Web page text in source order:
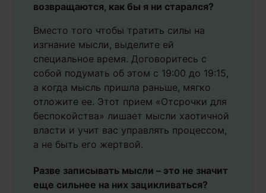
возвращаются, как бы я ни старался?
Вместо того чтобы тратить силы на
изгнание мысли, выделите ей
специальное время. Договоритесь с
собой подумать об этом с 19:00 до 19:15,
а когда мысль пришла раньше, мягко
отложите ее. Этот прием «Отсрочки для
беспокойства» лишает мысли хаотичной
власти и учит вас управлять процессом,
а не быть его жертвой.
Разве записывать мысли – это не значит
еще сильнее на них зацикливаться?